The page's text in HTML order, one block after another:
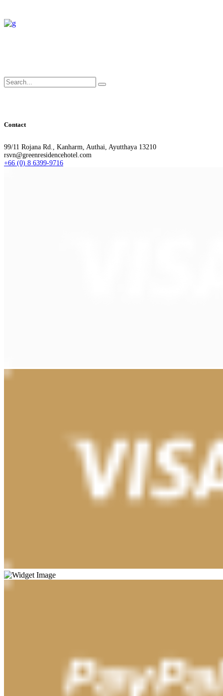
Search
for:
Contact
99/11 Rojana Rd., Kanharm, Authai, Ayutthaya 13210
rsvn@greenresidencehotel.com
+66 (0) 8 6399-9716